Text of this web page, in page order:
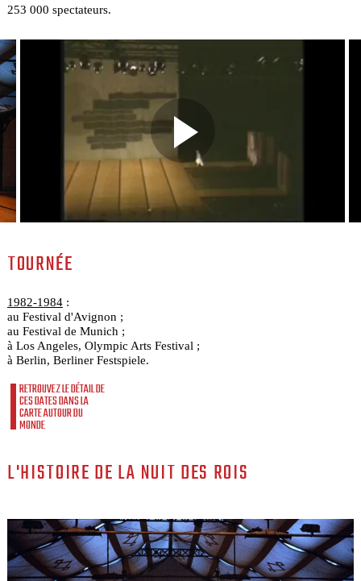
253 000 spectateurs.
TOURNÉE
1982-1984:
au Festival d'Avignon ;
au Festival de Munich ;
à Los Angeles, Olympic Arts Festival ;
à Berlin, Berliner Festspiele.
RETROUVEZ LE DÉTAIL DE
CES DATES DANS LA
CARTE AUTOUR DU
MONDE
L'HISTOIRE DE LA NUIT DES ROIS